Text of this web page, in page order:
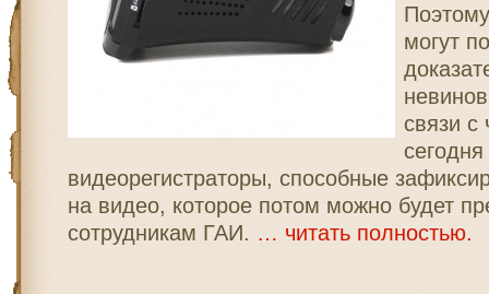
могут
связи
видеорегистраторы, способные
на видео, которое потом можно будет
сотрудникам ГАИ. … читать полностью.